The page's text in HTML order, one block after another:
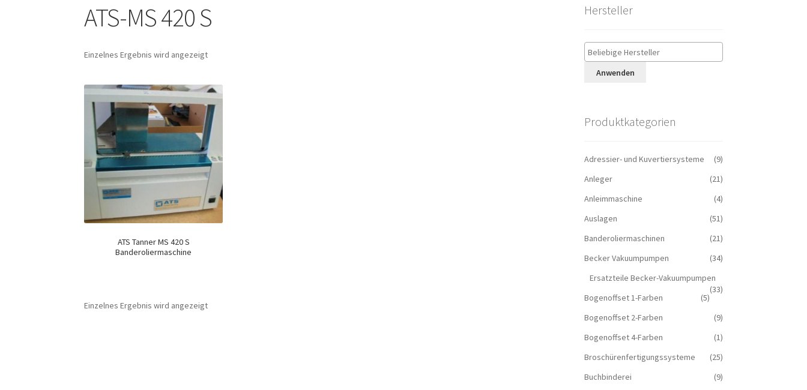
ATS-MS 420 S
Einzelnes Ergebnis wird angezeigt
ATS Tanner MS 420 S
Banderoliermaschine
Einzelnes Ergebnis wird angezeigt
Hersteller
Anwenden
Produktkategorien
Adressier- und Kuvertiersysteme
(9)
Anleger
(21)
Anleimmaschine
(4)
Auslagen
(51)
Banderoliermaschinen
(21)
Becker Vakuumpumpen
(34)
Ersatzteile Becker-Vakuumpumpen
(33)
Bogenoffset 1-Farben
(5)
Bogenoffset 2-Farben
(9)
Bogenoffset 4-Farben
(1)
Broschürenfertigungssysteme
(25)
Buchbinderei
(9)